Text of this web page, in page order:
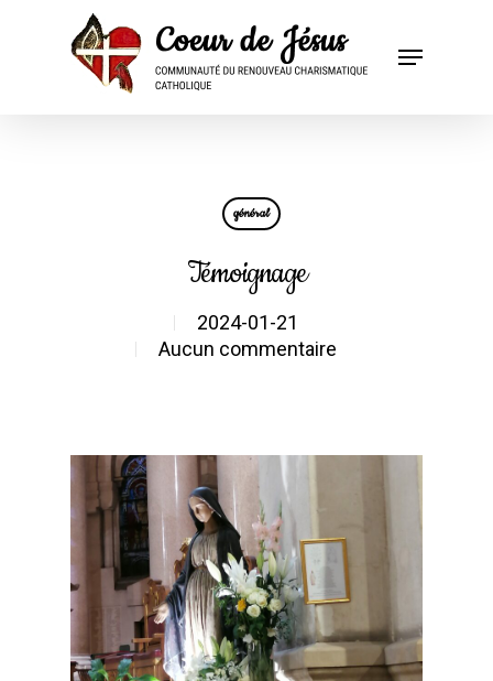
général
Témoignage
2024-01-21
Aucun commentaire